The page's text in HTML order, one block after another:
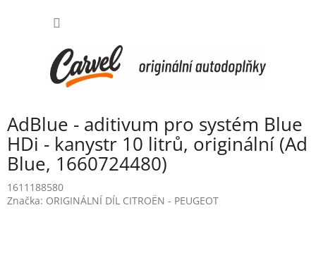
AdBlue - aditivum pro systém Blue
HDi - kanystr 10 litrů, originální (Ad
Blue, 1660724480)
1611188580
Značka: ORIGINÁLNÍ DÍL CITROËN - PEUGEOT